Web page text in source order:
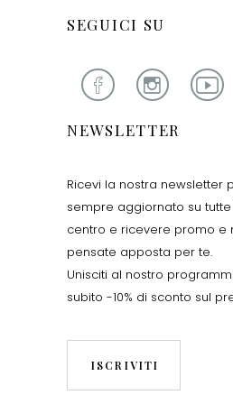
SEGUICI SU
NEWSLETTER
Ricevi la nostra newsletter
sempre aggiornato su
centro e ricevere promo e
pensate apposta per te.
Unisciti al nostro
subito -10% di sconto sul
ISCRIVITI